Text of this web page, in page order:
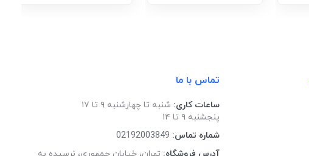
تماس با ما
ساعات کاری: شنبه تا چهارشنبه ۹ تا ۱۷
پنجشنبه ۹ تا ۱۴
شماره تماس: 02192003849